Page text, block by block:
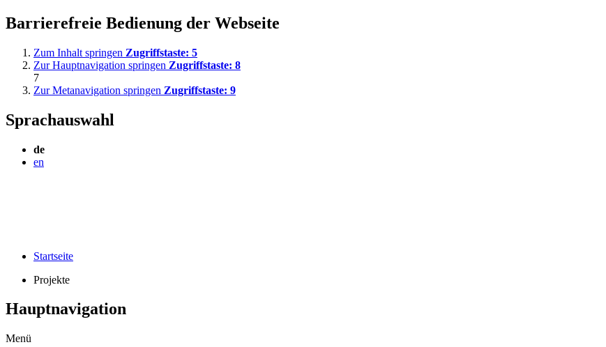
Barrierefreie Bedienung der Webseite
Zum Inhalt springen Zugriffstaste: 5
Zur Hauptnavigation springen Zugriffstaste: 8
7
Zur Metanavigation springen Zugriffstaste: 9
Sprachauswahl
de
en
Startseite
Projekte
Hauptnavigation
Menü